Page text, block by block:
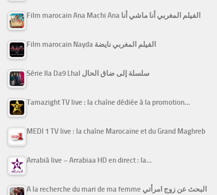
Film marocain Ana Machi Ana الفيلم المغربي أنا ماشي أنا
Film marocain Nayda الفيلم المغربي نايضة
Série Ila Da9 Lhal سلسلة إلى ضاق الحال
Tamazight TV live : la chaîne dédiée à la promotion…
MEDI 1 TV live : la chaîne Marocaine et du Grand Maghreb
Arrabiâ live – Arrabiaa HD en direct : la…
A la recherche du mari de ma femme البحث عن زوج امرأتي